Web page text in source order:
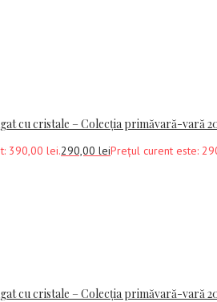
cu cristale – Colecția primăvară-vară
390,00 lei.290,00 leiPrețul curent este:
cu cristale – Colecția primăvară-vară